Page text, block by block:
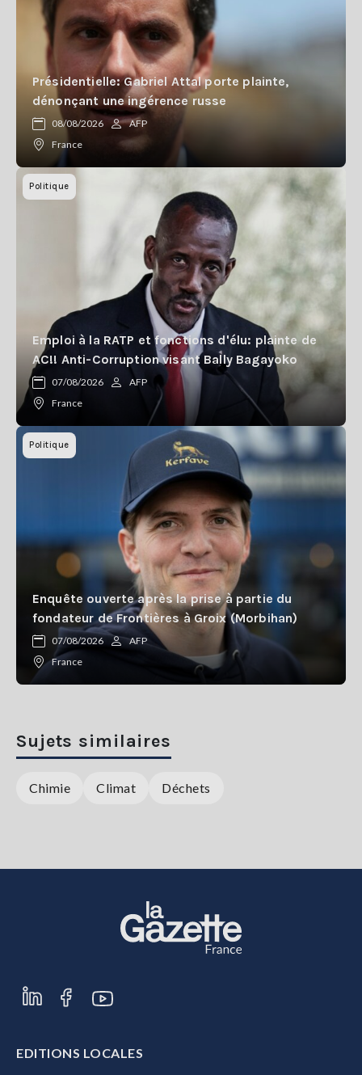
Présidentielle: Gabriel Attal porte plainte,
dénonçant une ingérence russe
08/08/2026
AFP
France
Politique
Emploi à la RATP et fonctions d'élu: plainte de
AC!! Anti-Corruption visant Bally Bagayoko
07/08/2026
AFP
France
Politique
Enquête ouverte après la prise à partie du
fondateur de Frontières à Groix (Morbihan)
07/08/2026
AFP
France
Sujets similaires
Chimie Climat Déchets
EDITIONS LOCALES